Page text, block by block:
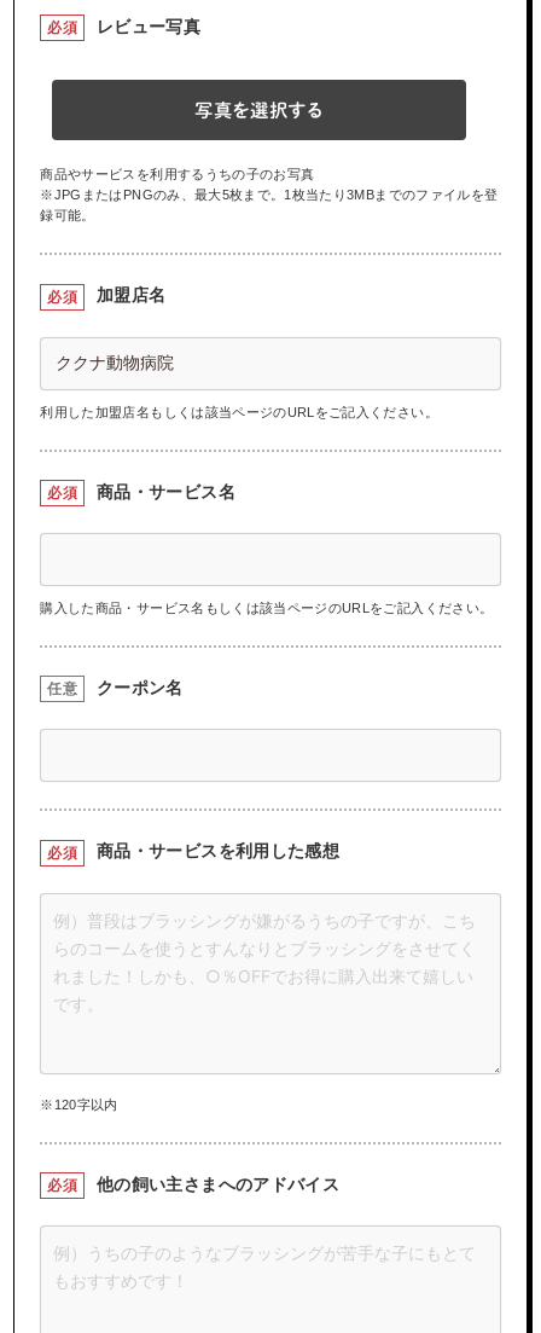
必須 レビュー写真
写真を選択する
商品やサービスを利用するうちの子のお写真
※JPGまたはPNGのみ、最大5枚まで。1枚当たり3MBまでのファイルを登
録可能。
必須 加盟店名
利用した加盟店名もしくは該当ページのURLをご記入ください。
必須 商品・サービス名
購入した商品・サービス名もしくは該当ページのURLをご記入ください。
任意 クーポン名
必須 商品・サービスを利用した感想
※120字以内
必須 他の飼い主さまへのアドバイス